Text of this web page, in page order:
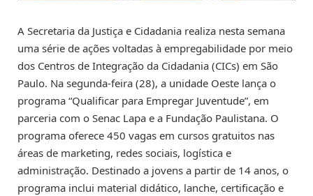
A Secretaria da Justiça e Cidadania realiza nesta semana
uma série de ações voltadas à empregabilidade por meio
dos Centros de Integração da Cidadania (CICs) em São
Paulo. Na segunda-feira (28), a unidade Oeste lança o
programa “Qualificar para Empregar Juventude”, em
parceria com o Senac Lapa e a Fundação Paulistana. O
programa oferece 450 vagas em cursos gratuitos nas
áreas de marketing, redes sociais, logística e
administração. Destinado a jovens a partir de 14 anos, o
programa inclui material didático, lanche, certificação e